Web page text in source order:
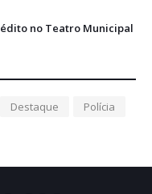
no Teatro Municipal
Destaque
Polícia